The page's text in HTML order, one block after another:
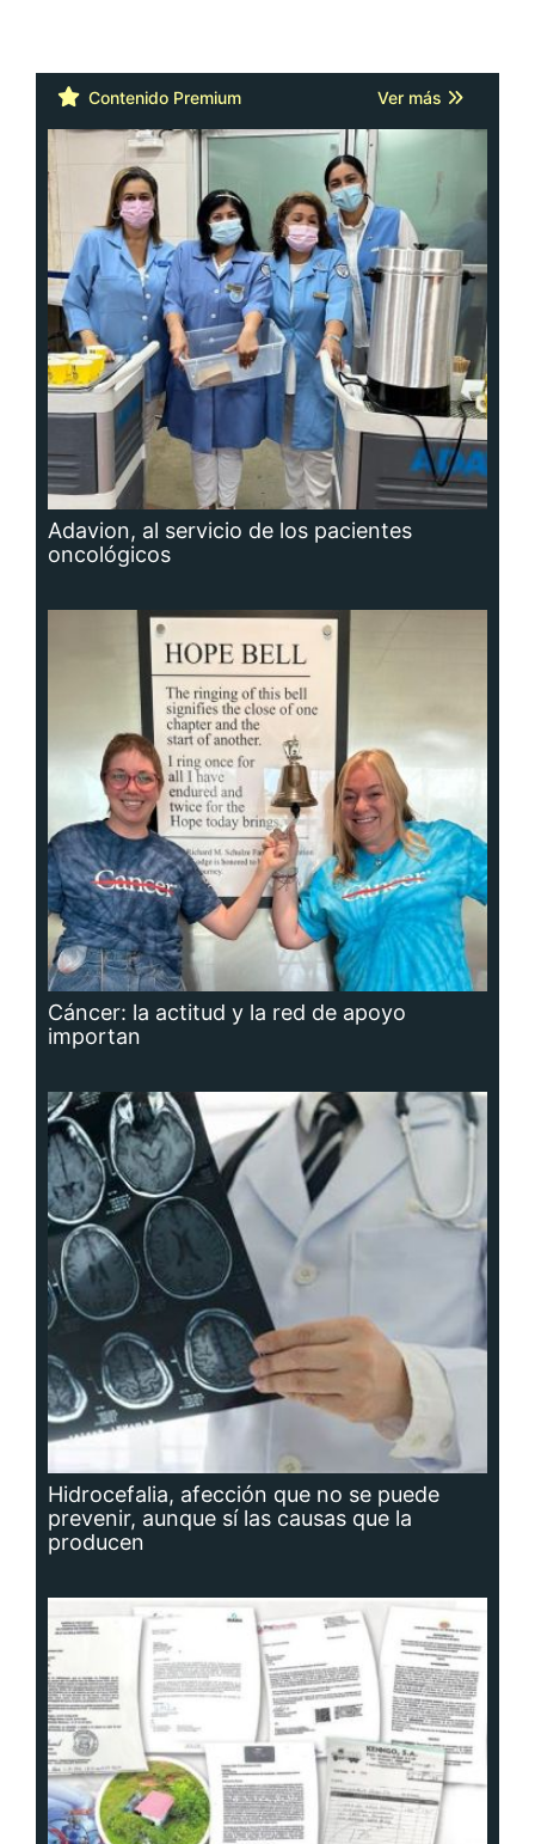
Contenido Premium Ver más
Adavion, al servicio de los pacientes
oncológicos
Cáncer: la actitud y la red de apoyo
importan
Hidrocefalia, afección que no se puede
prevenir, aunque sí las causas que la
producen